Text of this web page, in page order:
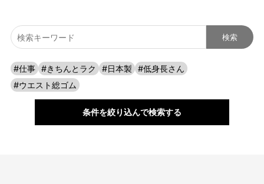
#仕事 #きちんとラク #日本製
#低身長さん
#ウエスト総ゴム
条件を絞り込んで検索する